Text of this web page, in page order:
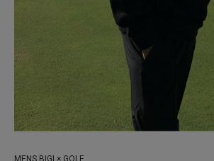
MENS BIGI × GOLF